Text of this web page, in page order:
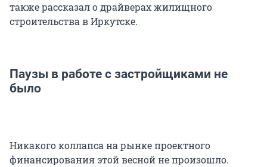
также рассказал о драйверах жилищного
строительства в Иркутске.
Паузы в работе с застройщиками не
было
Никакого коллапса на рынке проектного
финансирования этой весной не произошло.